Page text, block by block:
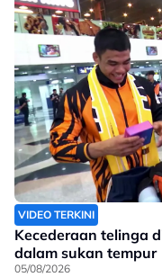
VIDEO TERKINI
Kecederaan telinga
dalam sukan tempur
05/08/2026